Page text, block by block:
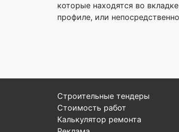
которые находятся во
профиле, или
Строительные тендеры
Стоимость работ
Калькулятор ремонта